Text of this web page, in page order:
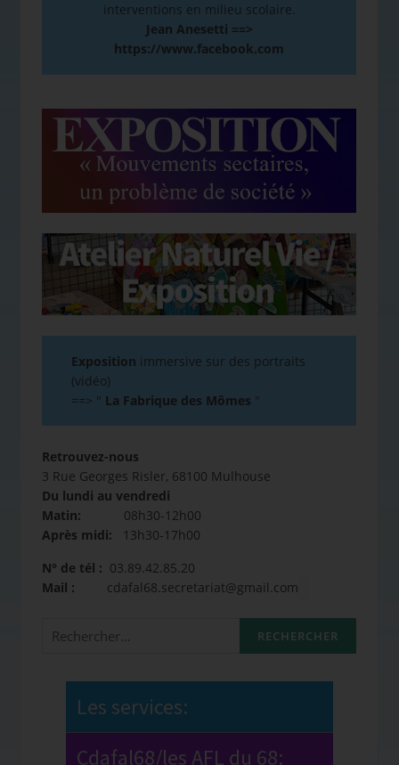
interventions en milieu scolaire.
Jean Anesetti ==>
https://www.facebook.com
Exposition immersive sur des portraits
(vidéo)
==> " La Fabrique des Mômes "
Retrouvez-nous
3 Rue Georges Risler, 68100 Mulhouse
Du lundi au vendredi
Matin: 08h30-12h00
Après midi: 13h30-17h00
N° de tél : 03.89.42.85.20
Mail : cdafal68.secretariat@gmail.com